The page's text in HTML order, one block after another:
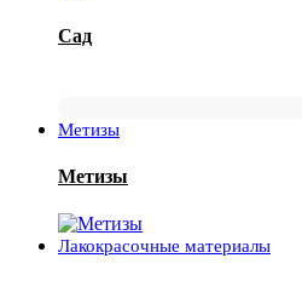
Сад
Метизы
Метизы
Лакокрасочные материалы